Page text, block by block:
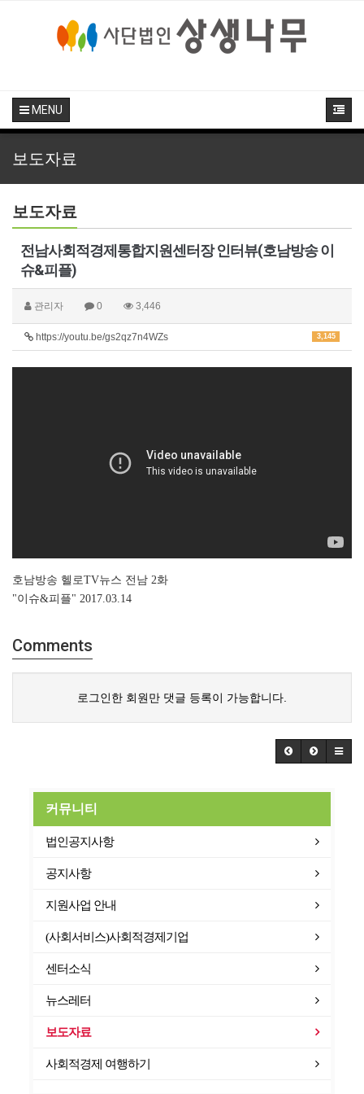
MENU
보도자료
보도자료
전남사회적경제통합지원센터장 인터뷰(호남방송 이
슈&피플)
관리자 0 3,446
3,145
https://youtu.be/gs2qz7n4WZs
호남방송 헬로TV뉴스 전남 2화
"이슈&피플" ​ 2017.03.14
Comments
로그인한 회원만 댓글 등록이 가능합니다.
커뮤니티
법인공지사항
공지사항
지원사업 안내
(사회서비스)사회적경제기업
센터소식
뉴스레터
보도자료
사회적경제 여행하기